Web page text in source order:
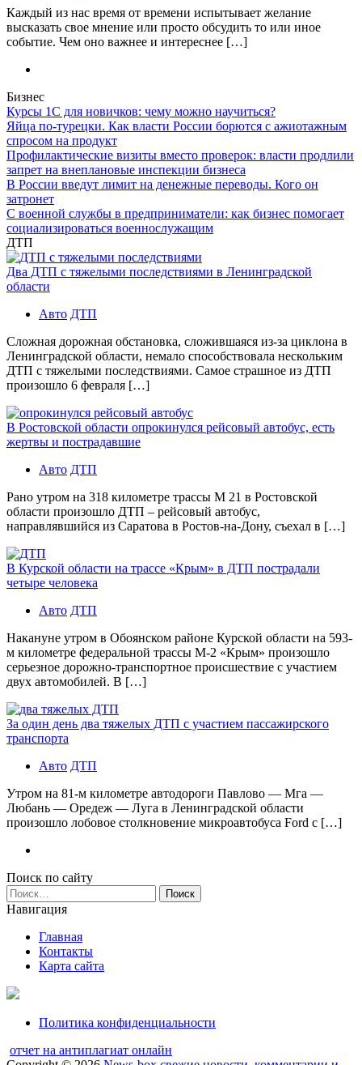
Каждый из нас время от времени испытывает желание
высказать свое мнение или просто обсудить то или иное
событие. Чем оно важнее и интереснее […]
Бизнес
Курсы 1С для новичков: чему можно научиться?
Яйца по-турецки. Как власти России борются с ажиотажным
спросом на продукт
Профилактические визиты вместо проверок: власти продлили
запрет на внеплановые инспекции бизнеса
В России введут лимит на денежные переводы. Кого он
затронет
С военной службы в предприниматели: как бизнес помогает
социализироваться военнослужащим
ДТП
Два ДТП с тяжелыми последствиями в Ленинградской
области
Авто ДТП
Сложная дорожная обстановка, сложившаяся из-за циклона в
Ленинградской области, немало способствовала нескольким
ДТП с тяжелыми последствиями. Самое страшное из ДТП
произошло 6 февраля […]
В Ростовской области опрокинулся рейсовый автобус, есть
жертвы и пострадавшие
Авто ДТП
Рано утром на 318 километре трассы М 21 в Ростовской
области произошло ДТП – рейсовый автобус,
направлявшийся из Саратова в Ростов-на-Дону, съехал в […]
В Курской области на трассе «Крым» в ДТП пострадали
четыре человека
Авто ДТП
Накануне утром в Обоянском районе Курской области на 593-
м километре федеральной трассы М-2 «Крым» произошло
серьезное дорожно-транспортное происшествие с участием
двух автомобилей. В […]
За один день два тяжелых ДТП с участием пассажирского
транспорта
Авто ДТП
Утром на 81-м километре автодороги Павлово — Мга —
Любань — Оредеж — Луга в Ленинградской области
произошло лобовое столкновение микроавтобуса Ford с […]
Поиск по сайту
Найти:
Навигация
Главная
Контакты
Карта сайта
Политика конфиденциальности
отчет на антиплагиат онлайн